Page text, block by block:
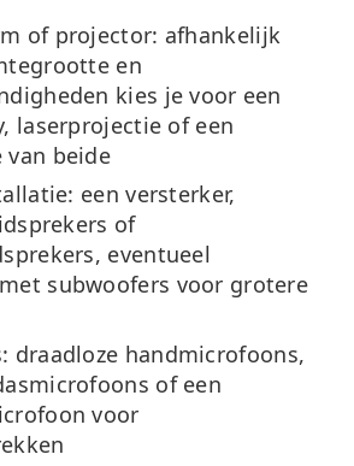
of projector: afhankelijk
en
kies je voor een
laserprojectie of een
beide
een versterker,
of
eventueel
subwoofers voor grotere
draadloze handmicrofoons,
of een
voor